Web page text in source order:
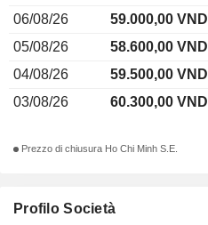
Profilo Società
06/08/26
59.000,00 VND
05/08/26
58.600,00 VND
04/08/26
59.500,00 VND
03/08/26
60.300,00 VND
Prezzo di chiusura Ho Chi Minh S.E.